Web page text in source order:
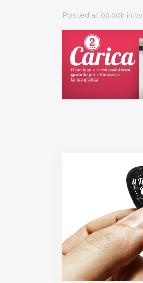
Posted at 00:00h in by